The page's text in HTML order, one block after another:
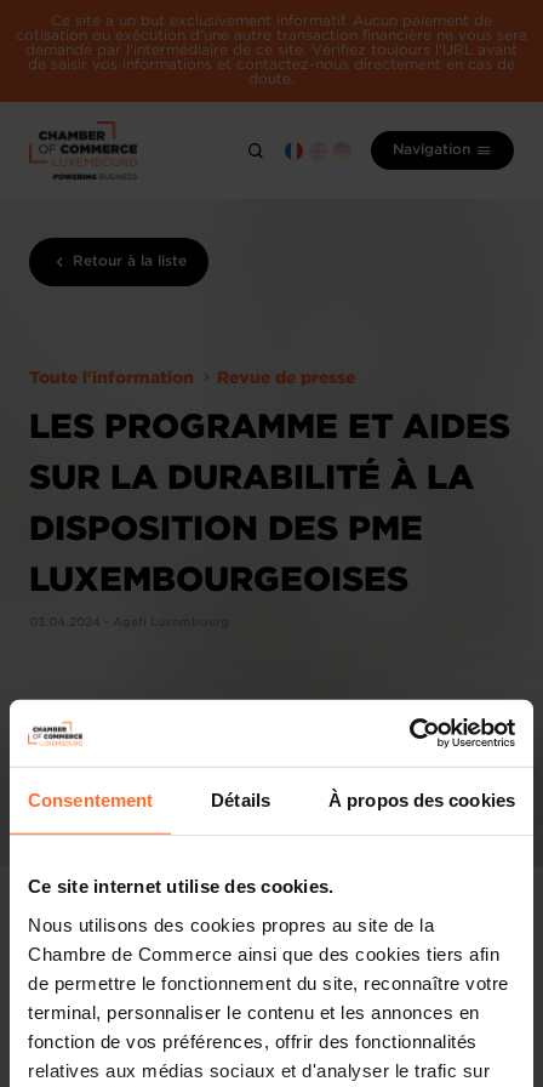
Consentement Détails À propos des cookies
Ce site internet utilise des cookies.
Nous utilisons des cookies propres au site de la
Chambre de Commerce ainsi que des cookies tiers afin
de permettre le fonctionnement du site, reconnaître votre
terminal, personnaliser le contenu et les annonces en
fonction de vos préférences, offrir des fonctionnalités
relatives aux médias sociaux et d'analyser le trafic sur
Ce site a un but exclusivement informatif. Aucun paiement de
cotisation ou exécution d'une autre transaction financière ne vous sera
demandé par l'intermédiaire de ce site. Vérifiez toujours l'URL avant
de saisir vos informations et contactez-nous directement en cas de
doute.
Navigation
Retour à la liste
Toute l'information Revue de presse
LES PROGRAMME ET AIDES
SUR LA DURABILITÉ À LA
DISPOSITION DES PME
LUXEMBOURGEOISES
Revue de presse
Partager cet article